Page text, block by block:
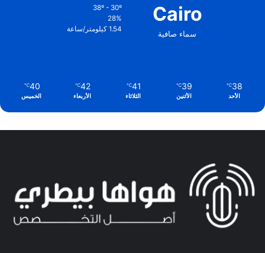
Cairo
سماء صافية
38º - 30º
28%
1.54 كيلومتر/ساعة
38
℃
الأحد
39
℃
الأثنين
41
℃
الثلاثاء
42
℃
الأربعاء
40
℃
الخميس